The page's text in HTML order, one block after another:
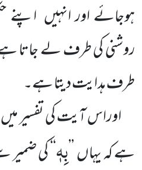
ہوجائے اور انہیں
روشنی کی طرف لے جاتا ہے
طرف ہدایت دیتا ہے۔
اوراس آیت کی تفسیر
ہے کہ یہاں ’’بِهٖ‘‘ کی